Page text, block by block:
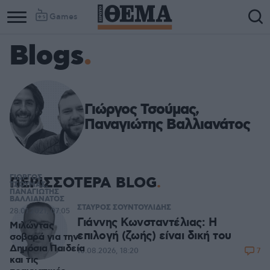
Games
Blogs
Γιώργος Τσούμας,
Παναγιώτης Βαλλιανάτος
ΠΕΡΙΣΣΟΤΕΡΑ BLOG
ΣΤΑΥΡΟΣ ΣΟΥΝΤΟΥΛΙΔΗΣ
Γιάννης Κωνσταντέλιας: Η
επιλογή (ζωής) είναι δική του
10.08.2026, 18:20 7
ΓΙΩΡΓΟΣ
ΤΣΟΥΜΑΣ,
ΠΑΝΑΓΙΩΤΗΣ
ΒΑΛΛΙΑΝΑΤΟΣ
Μιλώντας
σοβαρά για την
Δημόσια Παιδεία
και τις
28.01.2021, 07:05